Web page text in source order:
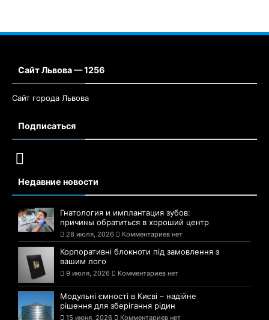
Сайт Львова — 1256
Сайт города Львова
Подписаться
Недавние новости
Гнатология и имплантация зубов:
причины обратиться в хороший центр
28 июля, 2026 Комментариев нет
Корпоративні блокноти під замовлення з
вашим лого
9 июля, 2026 Комментариев нет
Модульні ємності в Києві – надійне
рішення для зберігання рідин
15 июня, 2026 Комментариев нет